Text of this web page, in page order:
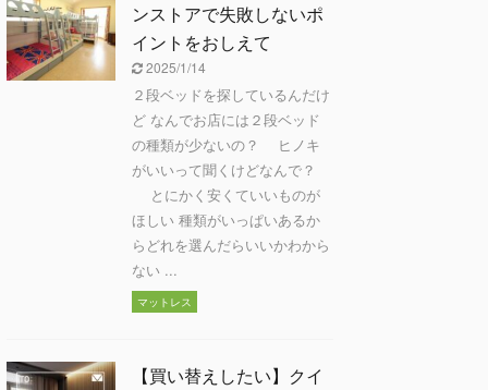
ンストアで失敗しないポ
イントをおしえて
2025/1/14
２段ベッドを探しているんだけ
ど なんでお店には２段ベッド
の種類が少ないの？ ヒノキ
がいいって聞くけどなんで？
とにかく安くていいものが
ほしい 種類がいっぱいあるか
らどれを選んだらいいかわから
ない ...
マットレス
【買い替えしたい】クイ